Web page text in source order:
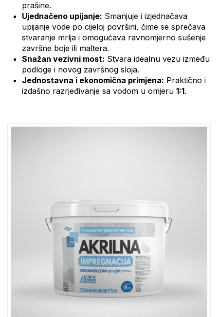
prašine.
Ujednačeno upijanje: Smanjuje i izjednačava
upijanje vode po cijeloj površini, čime se sprečava
stvaranje mrlja i omogućava ravnomjerno sušenje
završne boje ili maltera.
Snažan vezivni most: Stvara idealnu vezu između
podloge i novog završnog sloja.
Jednostavna i ekonomična primjena: Praktično i
izdašno razrjeđivanje sa vodom u omjeru 1:1.